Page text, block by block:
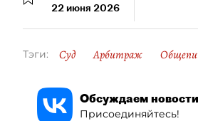
22 июня 2026
Тэги: Суд Арбитраж
Обсуждаем
Присоединяйтесь!